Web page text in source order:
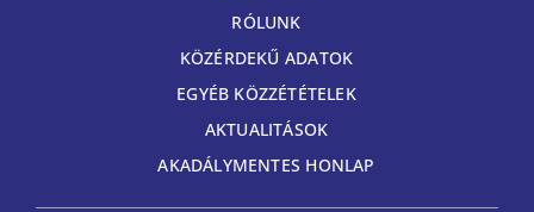
RÓLUNK
KÖZÉRDEKŰ ADATOK
EGYÉB KÖZZÉTÉTELEK
AKTUALITÁSOK
AKADÁLYMENTES HONLAP